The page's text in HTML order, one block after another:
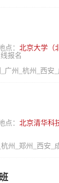
点： 北京大学（
报名
州_杭州_西安
点： 北京清华科
州_郑州_西安_